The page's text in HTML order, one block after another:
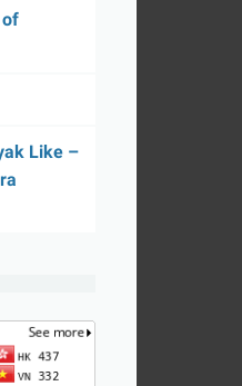
of
Like –